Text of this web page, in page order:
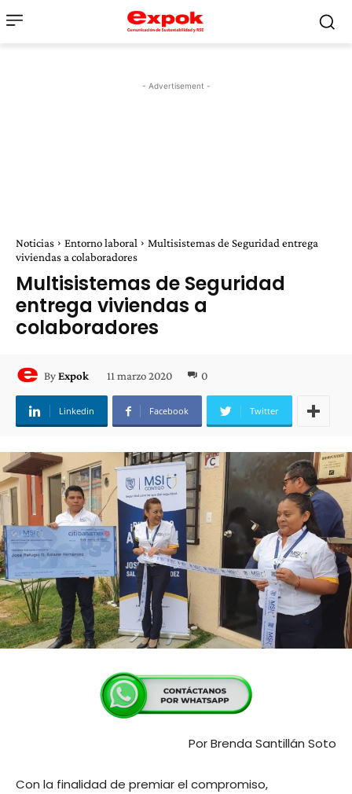
- Advertisement -
Noticias Entorno laboral
Multisistemas de Seguridad entrega
viviendas a colaboradores
Multisistemas de Seguridad
entrega viviendas a
colaboradores
ByExpok 11 marzo 2020 0
Linkedin Facebook Twitter
Por Brenda Santillán Soto
Con la finalidad de premiar el compromiso,